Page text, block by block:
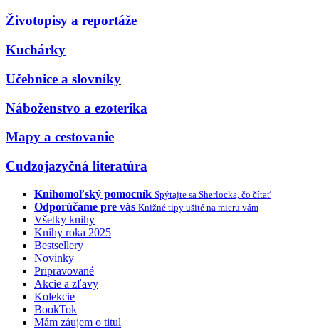
Životopisy a reportáže
Kuchárky
Učebnice a slovníky
Náboženstvo a ezoterika
Mapy a cestovanie
Cudzojazyčná literatúra
Knihomoľský pomocník Spýtajte sa Sherlocka, čo čítať
Odporúčame pre vás Knižné tipy ušité na mieru vám
Všetky knihy
Knihy roka 2025
Bestsellery
Novinky
Pripravované
Akcie a zľavy
Kolekcie
BookTok
Mám záujem o titul